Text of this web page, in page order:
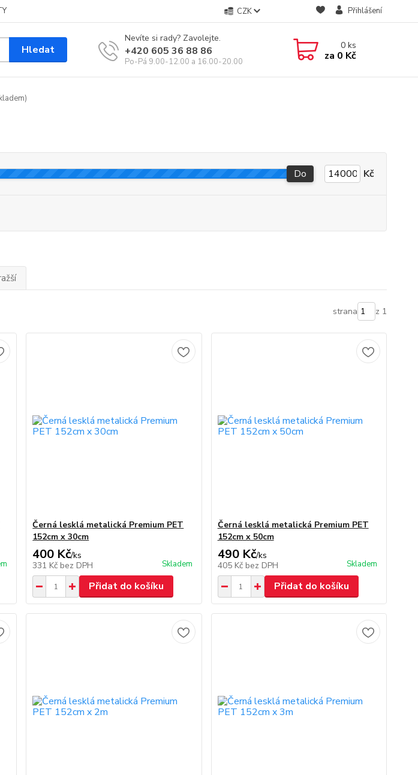
CZK Přihlášení
Hledat
Nevíte si rady? Zavolejte.
+420 605 36 88 86
Po-Pá 9.00-12.00 a 16.00-20.00
0ks
za 0 Kč
Do Kč
strana z 1
Černá lesklá metalická Premium PET
152cm x 30cm
400 Kč/ks
331 Kč bez DPH Skladem
Přidat do košíku
Černá lesklá metalická Premium PET
152cm x 50cm
490 Kč/ks
405 Kč bez DPH Skladem
Přidat do košíku